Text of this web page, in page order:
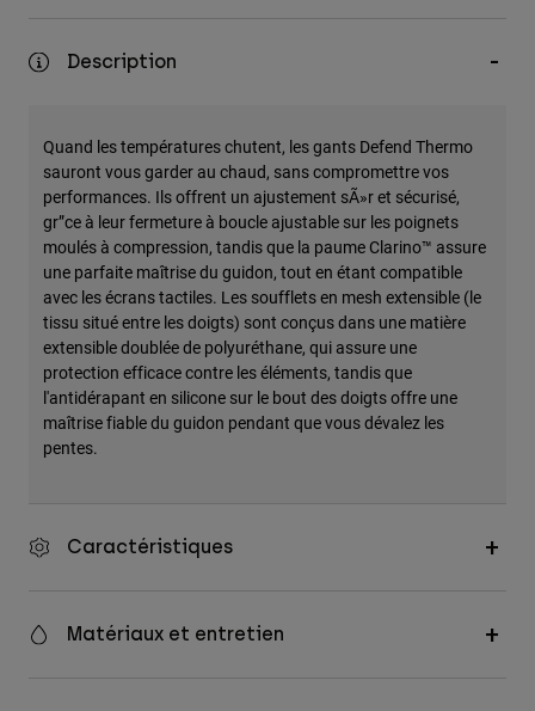
Tous les accessoires
Chapeaux et Casquettes
Voir tout
Description
Quand les températures chutent, les gants Defend Thermo
sauront vous garder au chaud, sans compromettre vos
performances. Ils offrent un ajustement sÃ»r et sécurisé,
gr”ce à leur fermeture à boucle ajustable sur les poignets
moulés à compression, tandis que la paume Clarino™ assure
une parfaite maîtrise du guidon, tout en étant compatible
avec les écrans tactiles. Les soufflets en mesh extensible (le
tissu situé entre les doigts) sont conçus dans une matière
extensible doublée de polyuréthane, qui assure une
protection efficace contre les éléments, tandis que
l'antidérapant en silicone sur le bout des doigts offre une
maîtrise fiable du guidon pendant que vous dévalez les
pentes.
Caractéristiques
Matériaux et entretien